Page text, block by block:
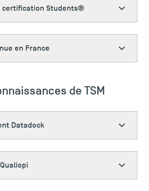
certification Students®
en France
de TSM
Datadock